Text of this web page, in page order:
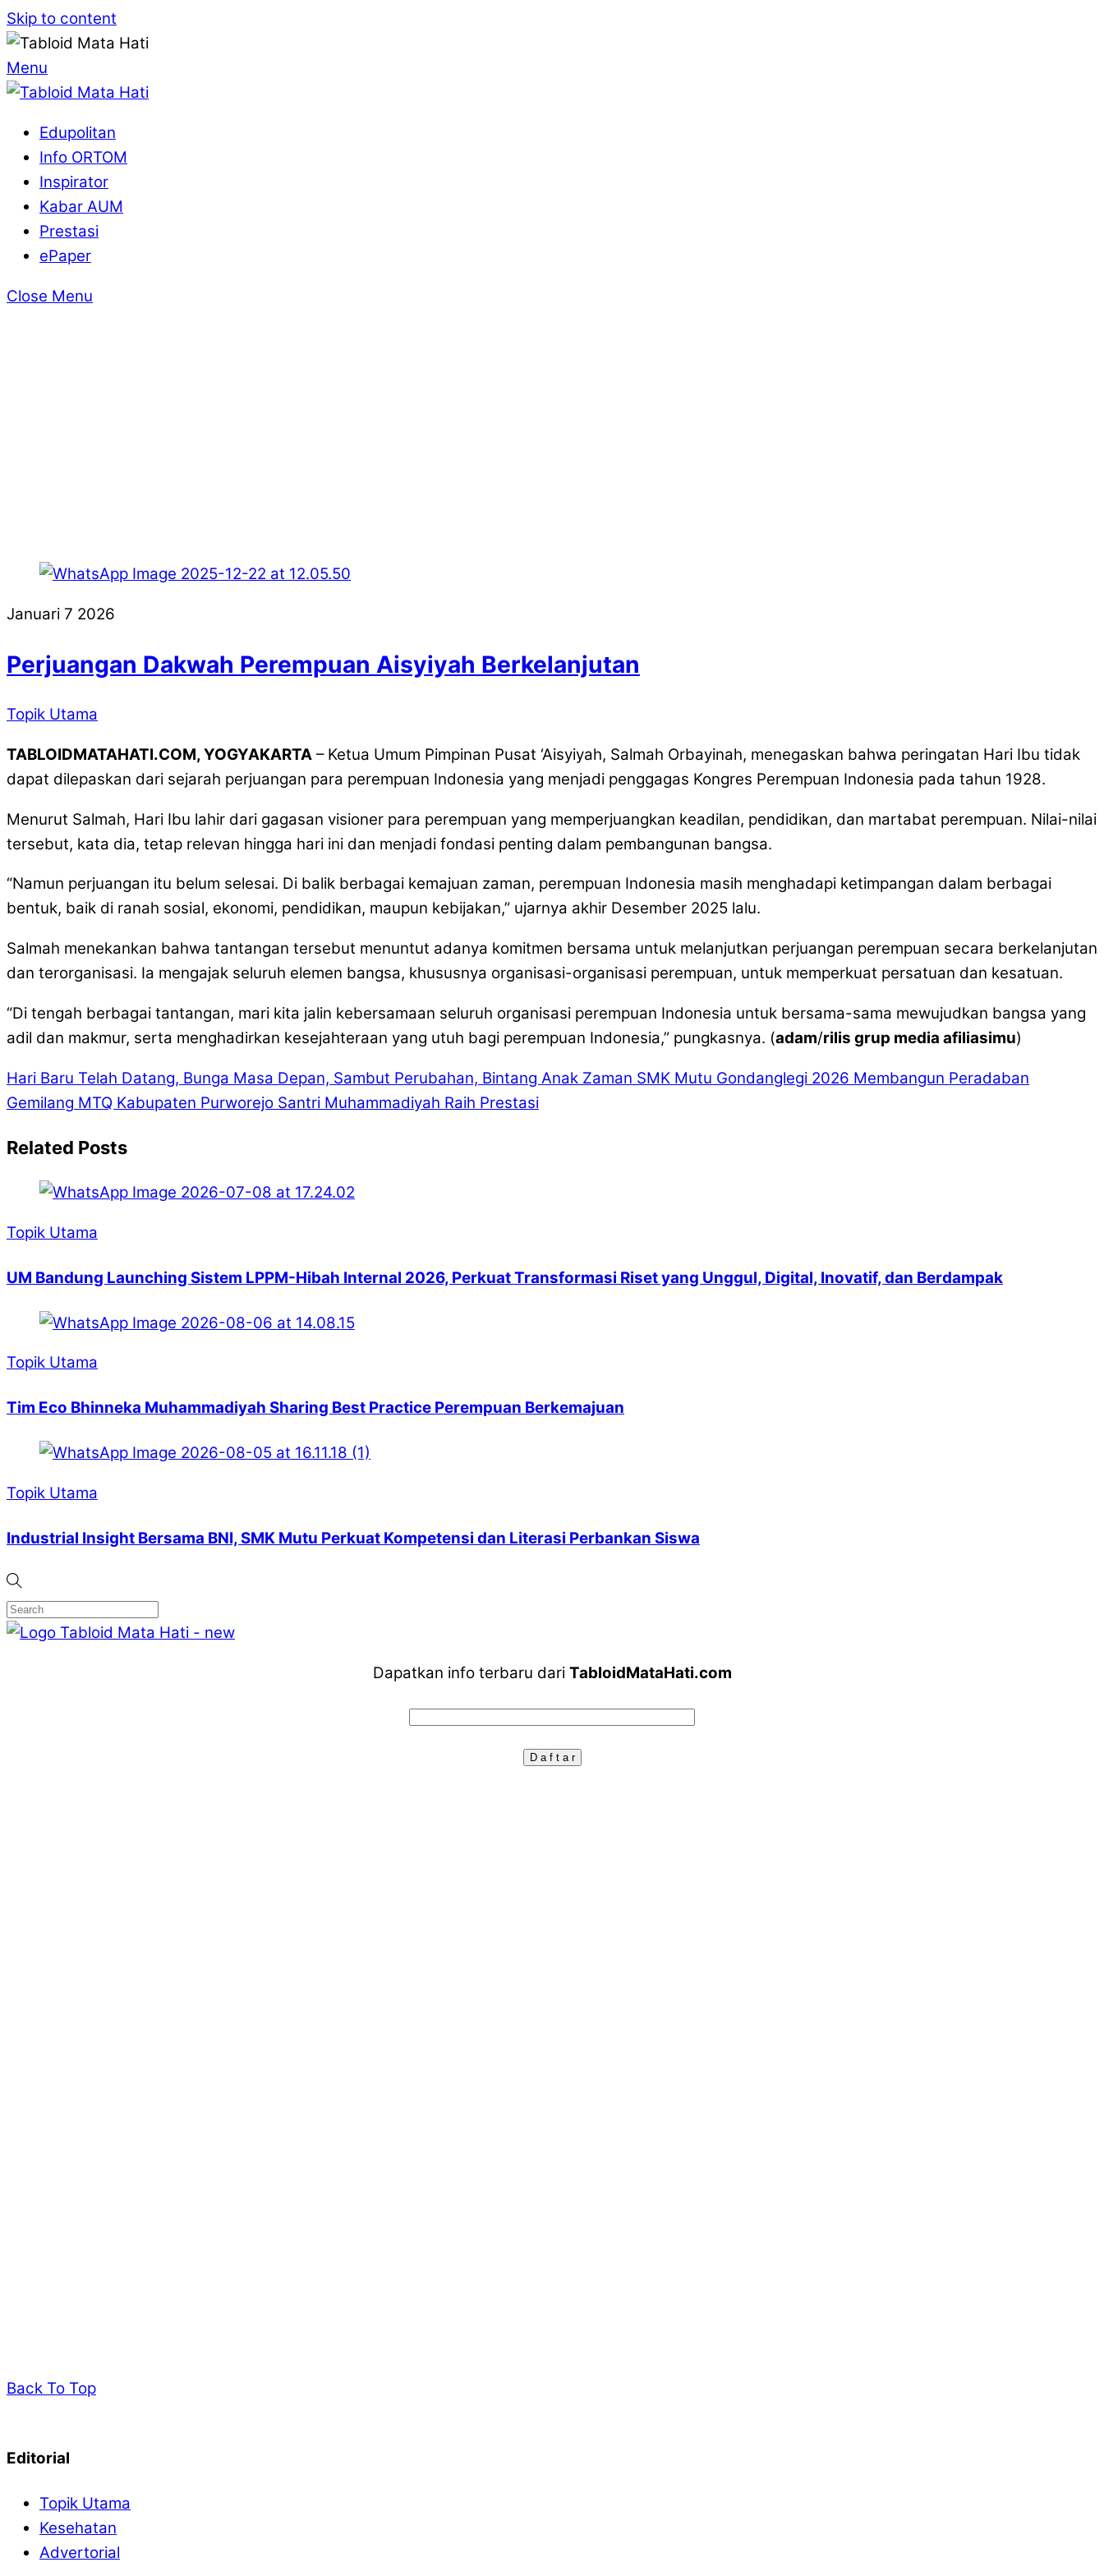
Skip to content
Menu
Edupolitan
Info ORTOM
Inspirator
Kabar AUM
Prestasi
ePaper
Close Menu
Januari 7 2026
Perjuangan Dakwah Perempuan Aisyiyah Berkelanjutan
Topik Utama
TABLOIDMATAHATI.COM, YOGYAKARTA – Ketua Umum Pimpinan Pusat ‘Aisyiyah, Salmah Orbayinah, menegaskan bahwa peringatan Hari Ibu tidak
dapat dilepaskan dari sejarah perjuangan para perempuan Indonesia yang menjadi penggagas Kongres Perempuan Indonesia pada tahun 1928.
Menurut Salmah, Hari Ibu lahir dari gagasan visioner para perempuan yang memperjuangkan keadilan, pendidikan, dan martabat perempuan. Nilai-nilai
tersebut, kata dia, tetap relevan hingga hari ini dan menjadi fondasi penting dalam pembangunan bangsa.
“Namun perjuangan itu belum selesai. Di balik berbagai kemajuan zaman, perempuan Indonesia masih menghadapi ketimpangan dalam berbagai
bentuk, baik di ranah sosial, ekonomi, pendidikan, maupun kebijakan,” ujarnya akhir Desember 2025 lalu.
Salmah menekankan bahwa tantangan tersebut menuntut adanya komitmen bersama untuk melanjutkan perjuangan perempuan secara berkelanjutan
dan terorganisasi. Ia mengajak seluruh elemen bangsa, khususnya organisasi-organisasi perempuan, untuk memperkuat persatuan dan kesatuan.
“Di tengah berbagai tantangan, mari kita jalin kebersamaan seluruh organisasi perempuan Indonesia untuk bersama-sama mewujudkan bangsa yang
adil dan makmur, serta menghadirkan kesejahteraan yang utuh bagi perempuan Indonesia,” pungkasnya. (adam/rilis grup media afiliasimu)
Hari Baru Telah Datang, Bunga Masa Depan, Sambut Perubahan, Bintang Anak Zaman SMK Mutu Gondanglegi 2026 Membangun Peradaban
Gemilang MTQ Kabupaten Purworejo Santri Muhammadiyah Raih Prestasi
Related Posts
Topik Utama
UM Bandung Launching Sistem LPPM-Hibah Internal 2026, Perkuat Transformasi Riset yang Unggul, Digital, Inovatif, dan Berdampak
Topik Utama
Tim Eco Bhinneka Muhammadiyah Sharing Best Practice Perempuan Berkemajuan
Topik Utama
Industrial Insight Bersama BNI, SMK Mutu Perkuat Kompetensi dan Literasi Perbankan Siswa
Dapatkan info terbaru dari TabloidMataHati.com
Back To Top
Editorial
Topik Utama
Kesehatan
Advertorial